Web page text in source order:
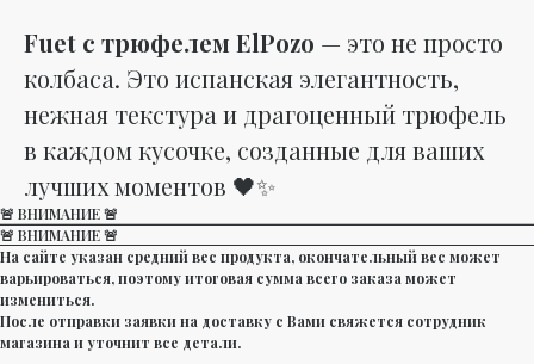
Fuet с трюфелем ElPozo — это не просто
колбаса. Это испанская элегантность,
нежная текстура и драгоценный трюфель
в каждом кусочке, созданные для ваших
лучших моментов 🖤✨
🚨 ВНИМАНИЕ 🚨
🚨 ВНИМАНИЕ 🚨
На сайте указан средний вес продукта, окончательный вес может
варьироваться, поэтому итоговая сумма всего заказа может
измениться.
После отправки заявки на доставку с Вами свяжется сотрудник
магазина и уточнит все детали.